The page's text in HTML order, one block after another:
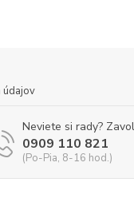
údajov
Neviete si rady?
0909 110 821
(Po-Pia, 8-16 hod.)